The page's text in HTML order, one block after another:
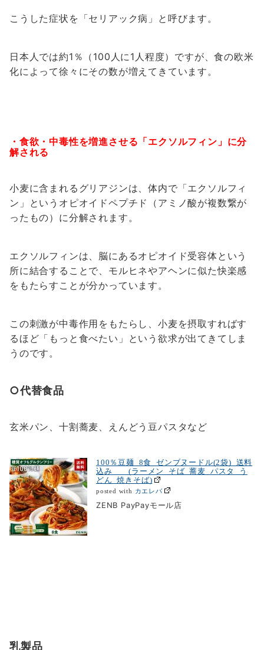
こうした症状を「セリアック病」と呼びます。
日本人では約1％（100人に1人程度）ですが、食の欧米
化によって徐々にその数が増えてきています。
・食欲・中毒性を増進させる「エクソルフィン」に分
解される
小麦に含まれるグリアジンは、体内で「エクソルフィ
ン」というオピオイドペプチド（アミノ酸が複数繋が
ったもの）に分解されます。
エクソルフィンは、脳にあるオピオイド受容体という
所に結合することで、モルヒネやアヘンに似た快楽感
をもたらすことが分かっています。
この刺激が中毒作用をもたらし、小麦を摂取すればす
るほど「もっと食べたい」という欲求が出てきてしま
うのです。
○代替食品
玄米パン、十割蕎麦、えんどう豆パスタなど
100％豆麺 8食 ゼンブヌードル(2袋) 送料
込み (ラーメン そば 蕎麦 パスタ う
どん 焼きそば)
posted with カエレバ
ZENB PayPayモール店
乳製品